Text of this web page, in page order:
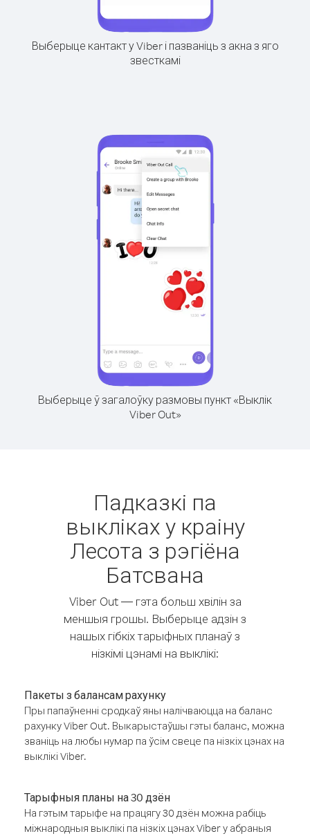
Выберыце кантакт у Viber і пазваніць з акна з яго
звесткамі
Выберыце ў загалоўку размовы пункт «Выклік
Viber Out»
Падказкі па
выкліках у краіну
Лесота з рэгіёна
Батсвана
Viber Out — гэта больш хвілін за
меншыя грошы. Выберыце адзін з
нашых гібкіх тарыфных планаў з
нізкімі цэнамі на выклікі:
Пакеты з балансам рахунку
Пры папаўненні сродкаў яны налічваюцца на баланс
рахунку Viber Out. Выкарыстаўшы гэты баланс, можна
званіць на любы нумар па ўсім свеце па нізкіх цэнах на
выклікі Viber.
Тарыфныя планы на 30 дзён
На гэтым тарыфе на працягу 30 дзён можна рабіць
міжнародныя выклікі па нізкіх цэнах Viber у абраныя